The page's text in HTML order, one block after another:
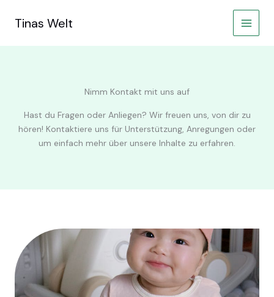
InhaltTinas Welt
Nimm Kontakt mit uns auf
Hast du Fragen oder Anliegen? Wir freuen uns, von dir zu
hören! Kontaktiere uns für Unterstützung, Anregungen oder
um einfach mehr über unsere Inhalte zu erfahren.